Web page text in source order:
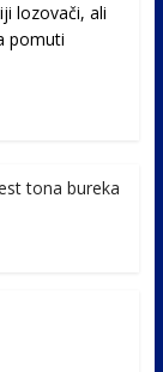
lozovači, ali
pomuti
tona bureka